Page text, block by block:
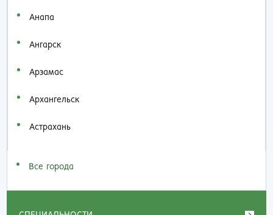
Анапа
Ангарск
Арзамас
Архангельск
Астрахань
Все города